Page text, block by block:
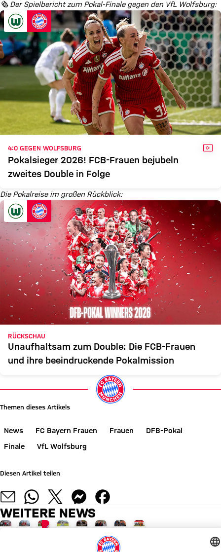
🗞️ Der Spielbericht zum Pokal-Finale gegen den VfL Wolfsburg:
4:0 GEGEN WOLFSBURG
Pokalsieger 2026! FCB-Frauen bejubeln
zweites Double in Folge
Die Pokalreise im großen Rückblick:
RÜCKSCHAU
Unaufhaltsam zum Double: Die FCB-Frauen
und ihre beeindruckende Pokalmission
Themen dieses Artikels
News FC Bayern Frauen Frauen
DFB-Pokal
Finale
VfL Wolfsburg
Diesen Artikel teilen
WEITERE NEWS
AUFTAKT-SPIEL GEGEN PARIS
NEUES ZUHAUSE, NEUE PERSPEKTIVEN
FRAUEN-BUNDESLIGA
Zeitgenaue
AUF YOUTUBE
Teezeremonie
ALLIANZ WOMEN'S TOUR
GALLERIE